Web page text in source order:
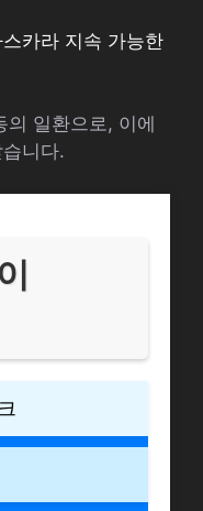
카라 지속 가능한
의 일환으로, 이에
니다.